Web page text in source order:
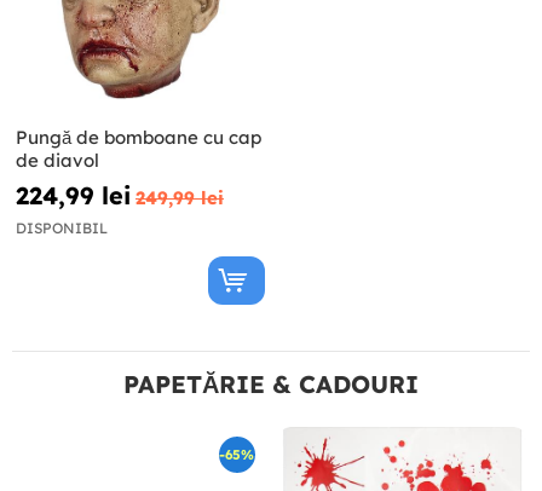
Pungă de bomboane cu cap
de diavol
224,99 lei 249,99 lei
DISPONIBIL
PAPETĂRIE & CADOURI
-65%